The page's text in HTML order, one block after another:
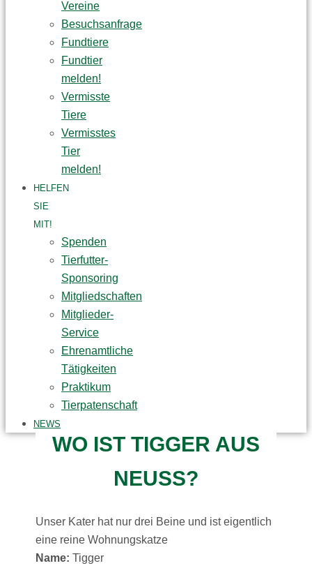
Vereine
Besuchsanfrage
Fundtiere
Fundtier
melden!
Vermisste
Tiere
Vermisstes
Tier
melden!
HELFEN
SIE
MIT!
Spenden
Tierfutter-
Sponsoring
Mitgliedschaften
Mitglieder-
Service
Ehrenamtliche
Tätigkeiten
Praktikum
Tierpatenschaft
NEWS
WO IST TIGGER AUS
NEUSS?
Unser Kater hat nur drei Beine und ist eigentlich
eine reine Wohnungskatze
Name: Tigger